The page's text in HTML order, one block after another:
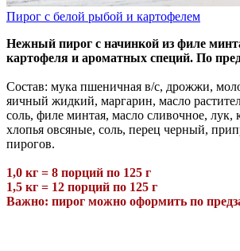
Пирог с белой рыбой и картофелем
Нежный пирог с начинкой из филе
картофеля и ароматных специй. По
Состав: мука пшеничная в/с, дрожжи,
яичный жидкий, маргарин, масло
соль, филе минтая, масло сливочное, лук,
хлопья овсяные, соль, перец черный,
пирогов.
1,0 кг = 8 порций по 125 г
1,5 кг = 12 порций по 125 г
Важно: пирог можно оформить по